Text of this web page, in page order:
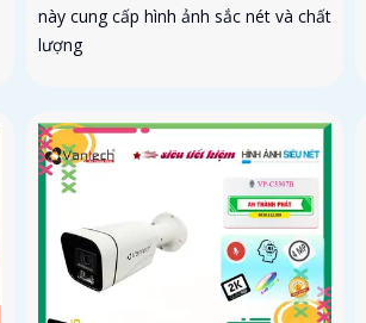
này cung cấp hình ảnh sắc nét và chất
lượng